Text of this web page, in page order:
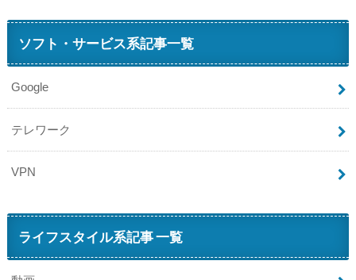
ソフト・サービス系記事一覧
Google
テレワーク
VPN
ライフスタイル系記事 一覧